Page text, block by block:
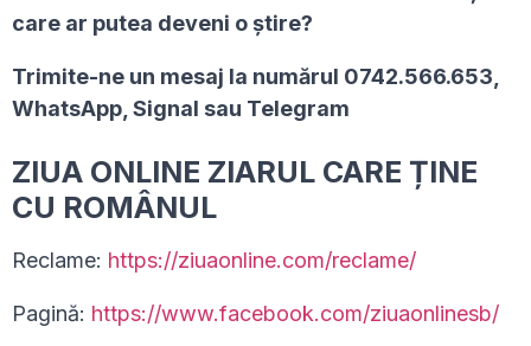
care ar putea deveni o ştire?
Trimite-ne un mesaj la numărul 0742.566.653,
WhatsApp, Signal sau Telegram
ZIUA ONLINE ZIARUL CARE ȚINE
CU ROMÂNUL
Reclame: https://ziuaonline.com/reclame/
Pagină: https://www.facebook.com/ziuaonlinesb/